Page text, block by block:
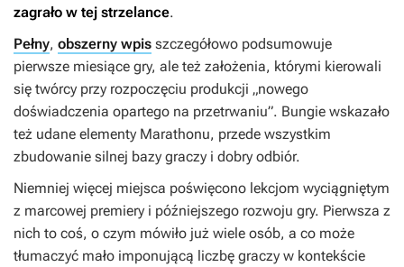
zagrało w tej strzelance.
Pełny, obszerny wpis szczegółowo podsumowuje
pierwsze miesiące gry, ale też założenia, którymi kierowali
się twórcy przy rozpoczęciu produkcji „nowego
doświadczenia opartego na przetrwaniu”. Bungie wskazało
też udane elementy Marathonu, przede wszystkim
zbudowanie silnej bazy graczy i dobry odbiór.
Niemniej więcej miejsca poświęcono lekcjom wyciągniętym
z marcowej premiery i późniejszego rozwoju gry. Pierwsza z
nich to coś, o czym mówiło już wiele osób, a co może
tłumaczyć mało imponującą liczbę graczy w kontekście